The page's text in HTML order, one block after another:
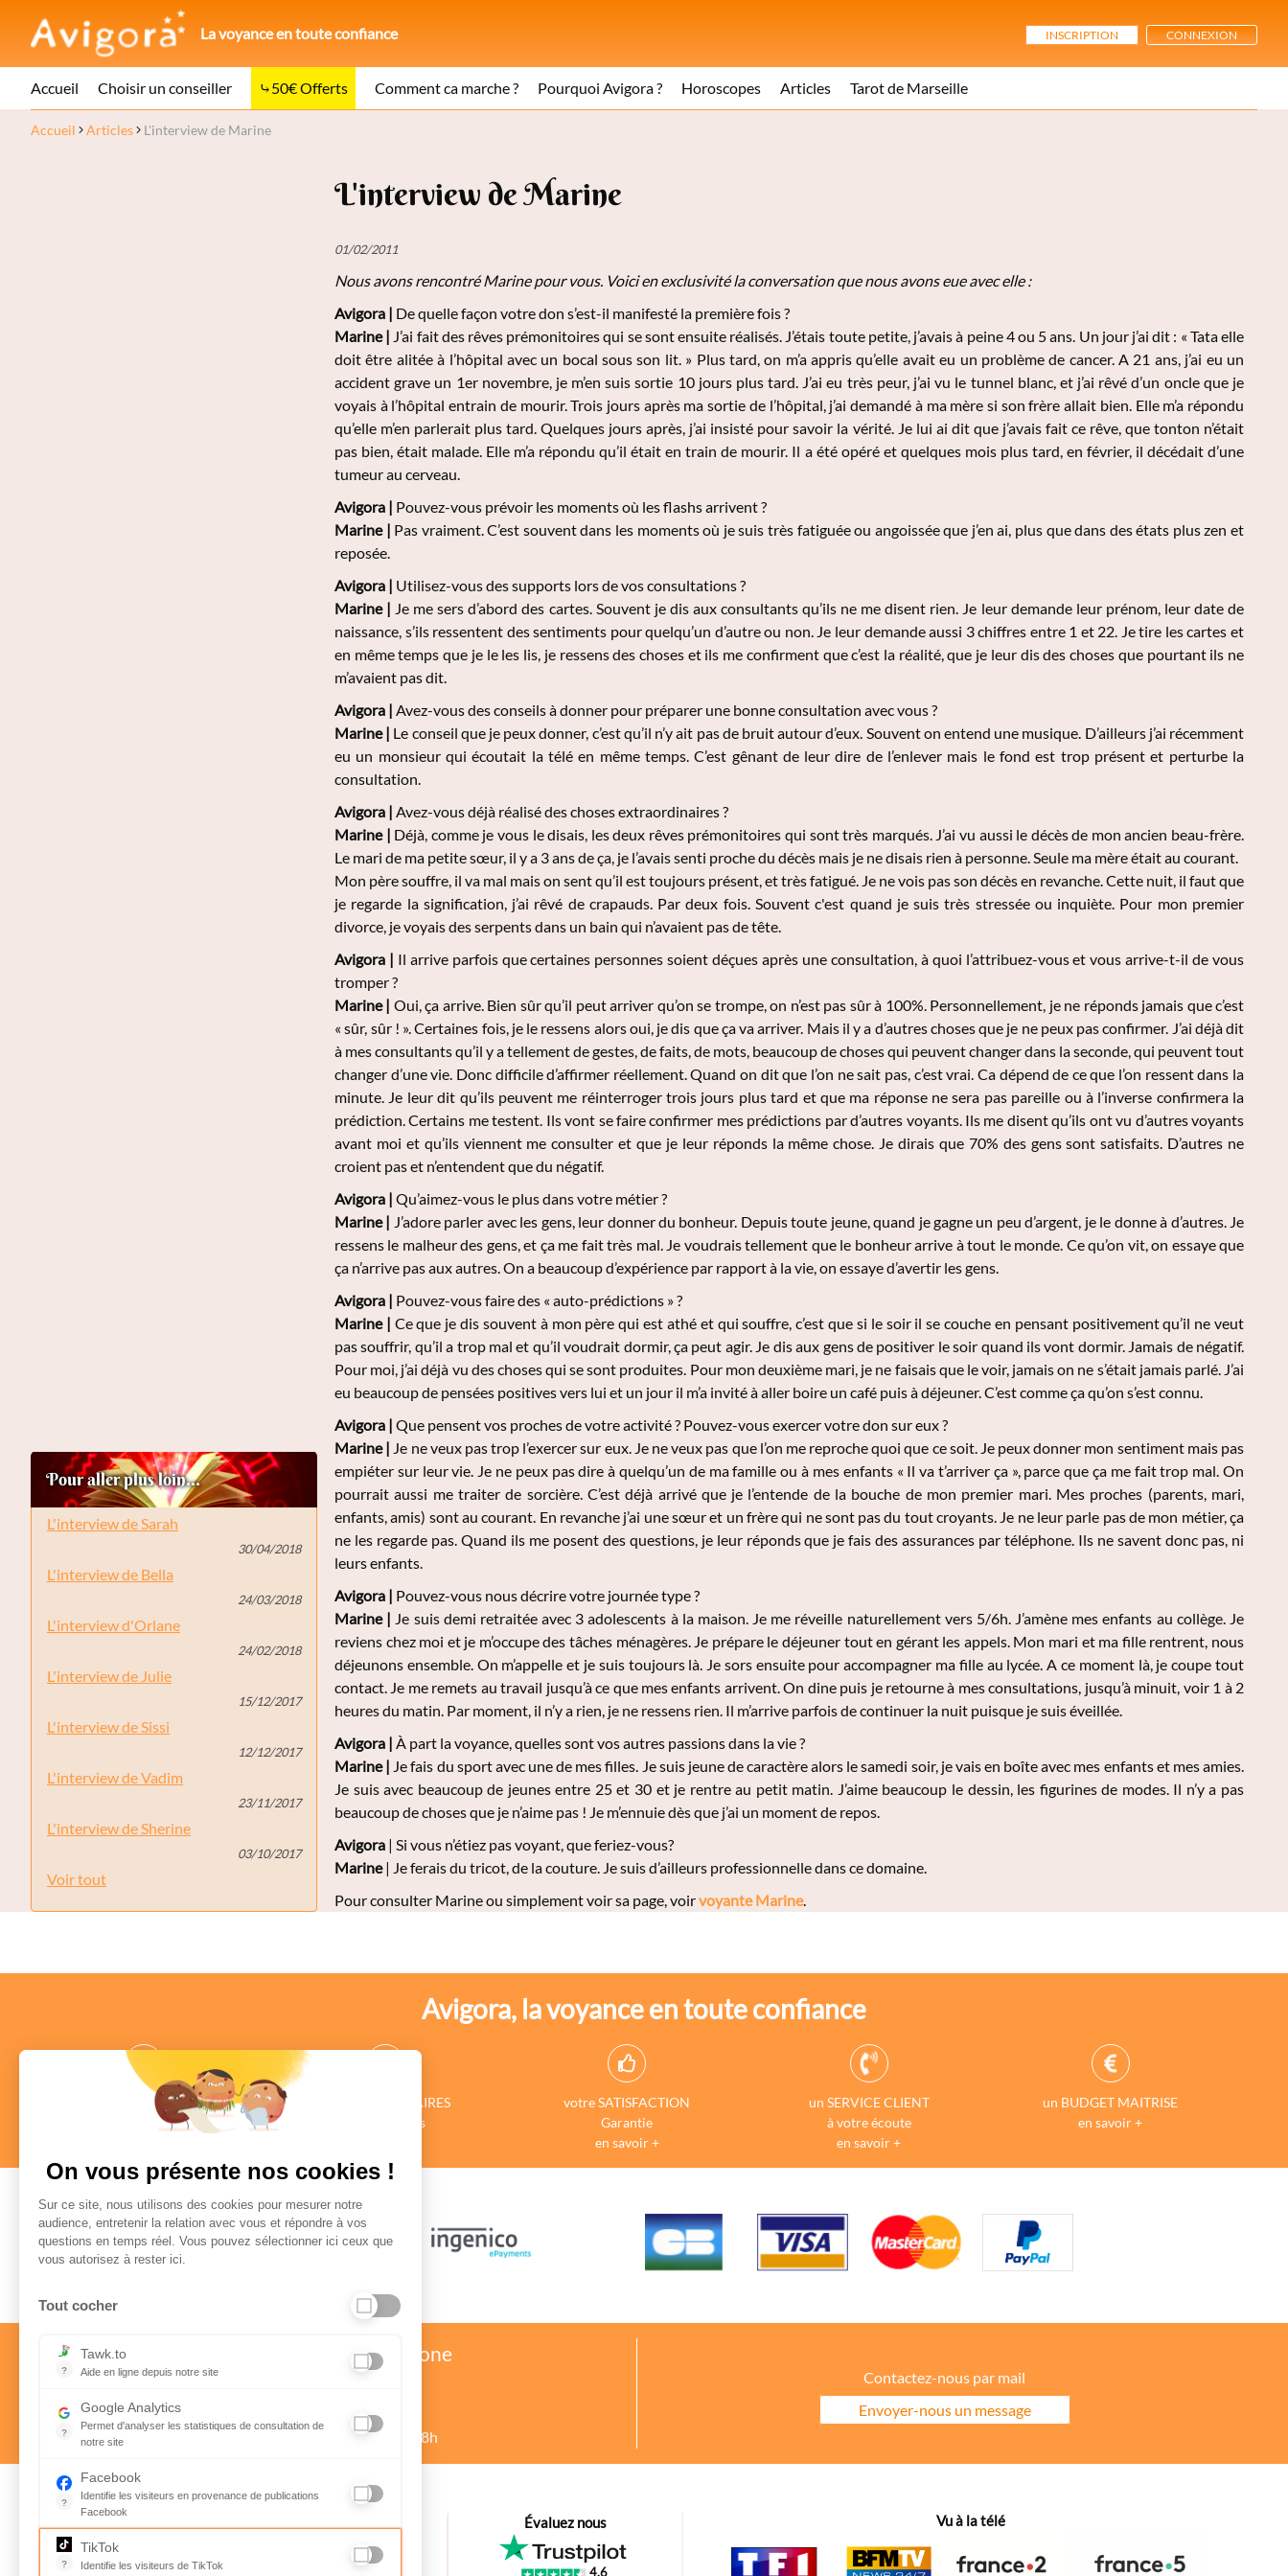
La voyance en toute confiance INSCRIPTION CONNEXION
Accueil Choisir un conseiller 50€ Offerts Comment ca marche ? Pourquoi Avigora ? Horoscopes Articles Tarot de Marseille
Accueil Articles L'interview de Marine
Pour aller plus loin...
L'interview de Sarah
30/04/2018
L'interview de Bella
24/03/2018
L'interview d'Orlane
24/02/2018
L'interview de Julie
15/12/2017
L'interview de Sissi
12/12/2017
L'interview de Vadim
23/11/2017
L'interview de Sherine
03/10/2017
Voir tout
L'interview de Marine
01/02/2011
Nous avons rencontré Marinepour vous. Voici en exclusivité la conversation que nous avons eue avec elle :
Avigora | De quelle façon votre don s’est-il manifesté la première fois ?
Marine | J’ai fait des rêves prémonitoires qui se sont ensuite réalisés. J’étais toute petite, j’avais à peine 4 ou 5 ans. Un jour j’ai dit : « Tata elle
doit être alitée à l’hôpital avec un bocal sous son lit. » Plus tard, on m’a appris qu’elle avait eu un problème de cancer. A 21 ans, j’ai eu un
accident grave un 1er novembre, je m’en suis sortie 10 jours plus tard. J’ai eu très peur, j’ai vu le tunnel blanc, et j’ai rêvé d’un oncle que je
voyais à l’hôpital entrain de mourir. Trois jours après ma sortie de l’hôpital, j’ai demandé à ma mère si son frère allait bien. Elle m’a répondu
qu’elle m’en parlerait plus tard. Quelques jours après, j’ai insisté pour savoir la vérité. Je lui ai dit que j’avais fait ce rêve, que tonton n’était
pas bien, était malade. Elle m’a répondu qu’il était en train de mourir. Il a été opéré et quelques mois plus tard, en février, il décédait d’une
tumeur au cerveau.
Avigora | Pouvez-vous prévoir les moments où les flashs arrivent ?
Marine | Pas vraiment. C’est souvent dans les moments où je suis très fatiguée ou angoissée que j’en ai, plus que dans des états plus zen et
reposée.
Avigora | Utilisez-vous des supports lors de vos consultations ?
Marine| Je me sers d’abord des cartes. Souvent je dis aux consultants qu’ils ne me disent rien. Je leur demande leur prénom, leur date de
naissance, s’ils ressentent des sentiments pour quelqu’un d’autre ou non. Je leur demande aussi 3 chiffres entre 1 et 22. Je tire les cartes et
en même temps que je le les lis, je ressens des choses et ils me confirment que c’est la réalité, que je leur dis des choses que pourtant ils ne
m’avaient pas dit.
Avigora | Avez-vous des conseils à donner pour préparer une bonne consultation avec vous ?
Marine| Le conseil que je peux donner, c’est qu’il n’y ait pas de bruit autour d’eux. Souvent on entend une musique. D’ailleurs j’ai récemment
eu un monsieur qui écoutait la télé en même temps. C’est gênant de leur dire de l’enlever mais le fond est trop présent et perturbe la
consultation.
Avigora | Avez-vous déjà réalisé des choses extraordinaires ?
Marine| Déjà, comme je vous le disais, les deux rêves prémonitoires qui sont très marqués. J’ai vu aussi le décès de mon ancien beau-frère.
Le mari de ma petite sœur, il y a 3 ans de ça, je l’avais senti proche du décès mais je ne disais rien à personne. Seule ma mère était au courant.
Mon père souffre, il va mal mais on sent qu’il est toujours présent, et très fatigué. Je ne vois pas son décès en revanche. Cette nuit, il faut que
je regarde la signification, j’ai rêvé de crapauds. Par deux fois. Souvent c'est quand je suis très stressée ou inquiète. Pour mon premier
divorce, je voyais des serpents dans un bain qui n’avaient pas de tête.
Avigora | Il arrive parfois que certaines personnes soient déçues après une consultation, à quoi l’attribuez-vous et vous arrive-t-il de vous
tromper ?
Marine| Oui, ça arrive. Bien sûr qu’il peut arriver qu’on se trompe, on n’est pas sûr à 100%. Personnellement, je ne réponds jamais que c’est
« sûr, sûr ! ». Certaines fois, je le ressens alors oui, je dis que ça va arriver. Mais il y a d’autres choses que je ne peux pas confirmer. J’ai déjà dit
à mes consultants qu’il y a tellement de gestes, de faits, de mots, beaucoup de choses qui peuvent changer dans la seconde, qui peuvent tout
changer d’une vie. Donc difficile d’affirmer réellement. Quand on dit que l’on ne sait pas, c’est vrai. Ca dépend de ce que l’on ressent dans la
minute. Je leur dit qu’ils peuvent me réinterroger trois jours plus tard et que ma réponse ne sera pas pareille ou à l’inverse confirmera la
prédiction. Certains me testent. Ils vont se faire confirmer mes prédictions par d’autres voyants. Ils me disent qu’ils ont vu d’autres voyants
avant moi et qu’ils viennent me consulter et que je leur réponds la même chose. Je dirais que 70% des gens sont satisfaits. D’autres ne
croient pas et n’entendent que du négatif.
Avigora | Qu’aimez-vous le plus dans votre métier ?
Marine| J’adore parler avec les gens, leur donner du bonheur. Depuis toute jeune, quand je gagne un peu d’argent, je le donne à d’autres. Je
ressens le malheur des gens, et ça me fait très mal. Je voudrais tellement que le bonheur arrive à tout le monde. Ce qu’on vit, on essaye que
ça n’arrive pas aux autres. On a beaucoup d’expérience par rapport à la vie, on essaye d’avertir les gens.
Avigora | Pouvez-vous faire des « auto-prédictions » ?
Marine| Ce que je dis souvent à mon père qui est athé et qui souffre, c’est que si le soir il se couche en pensant positivement qu’il ne veut
pas souffrir, qu’il a trop mal et qu’il voudrait dormir, ça peut agir. Je dis aux gens de positiver le soir quand ils vont dormir. Jamais de négatif.
Pour moi, j’ai déjà vu des choses qui se sont produites. Pour mon deuxième mari, je ne faisais que le voir, jamais on ne s’était jamais parlé. J’ai
eu beaucoup de pensées positives vers lui et un jour il m’a invité à aller boire un café puis à déjeuner. C’est comme ça qu’on s’est connu.
Avigora | Que pensent vos proches de votre activité ? Pouvez-vous exercer votre don sur eux ?
Marine| Je ne veux pas trop l’exercer sur eux. Je ne veux pas que l’on me reproche quoi que ce soit. Je peux donner mon sentiment mais pas
empiéter sur leur vie. Je ne peux pas dire à quelqu’un de ma famille ou à mes enfants « Il va t’arriver ça », parce que ça me fait trop mal. On
pourrait aussi me traiter de sorcière. C’est déjà arrivé que je l’entende de la bouche de mon premier mari. Mes proches (parents, mari,
enfants, amis) sont au courant. En revanche j’ai une sœur et un frère qui ne sont pas du tout croyants. Je ne leur parle pas de mon métier, ça
ne les regarde pas. Quand ils me posent des questions, je leur réponds que je fais des assurances par téléphone. Ils ne savent donc pas, ni
leurs enfants.
Avigora | Pouvez-vous nous décrire votre journée type ?
Marine| Je suis demi retraitée avec 3 adolescents à la maison. Je me réveille naturellement vers 5/6h. J’amène mes enfants au collège. Je
reviens chez moi et je m’occupe des tâches ménagères. Je prépare le déjeuner tout en gérant les appels. Mon mari et ma fille rentrent, nous
déjeunons ensemble. On m’appelle et je suis toujours là. Je sors ensuite pour accompagner ma fille au lycée. A ce moment là, je coupe tout
contact. Je me remets au travail jusqu’à ce que mes enfants arrivent. On dine puis je retourne à mes consultations, jusqu’à minuit, voir 1 à 2
heures du matin. Par moment, il n’y a rien, je ne ressens rien. Il m’arrive parfois de continuer la nuit puisque je suis éveillée.
Avigora | À part la voyance, quelles sont vos autres passions dans la vie ?
Marine| Je fais du sport avec une de mes filles. Je suis jeune de caractère alors le samedi soir, je vais en boîte avec mes enfants et mes amies.
Je suis avec beaucoup de jeunes entre 25 et 30 et je rentre au petit matin. J’aime beaucoup le dessin, les figurines de modes. Il n’y a pas
beaucoup de choses que je n’aime pas ! Je m’ennuie dès que j’ai un moment de repos.
Avigora | Si vous n’étiez pas voyant, que feriez-vous?
Marine| Je ferais du tricot, de la couture. Je suis d’ailleurs professionnelle dans ce domaine.
Pour consulter Marine ou simplement voir sa page, voirvoyante Marine.
Avigora, la voyance en toute confiance
des CONSEILLERS
au profil vérifié
des COMMENTAIRES
Authentiques
votre SATISFACTION
Garantie
en savoir +
un SERVICE CLIENT
à votre écoute
en savoir +
un BUDGET MAITRISE
en savoir +
Paiement sécurisé
Service client par téléphone
Du lundi au vendredi de 9h à 18h
Contactez-nous par mail
Envoyer-nous un message
Rejoignez-nous
sur Facebook
Suivez nous sur
Instagram
Évaluez nous
4,6
Vu à la télé
On vous présente nos cookies !
Sur ce site, nous utilisons des cookies pour mesurer notre
audience, entretenir la relation avec vous et répondre à vos
questions en temps réel. Vous pouvez sélectionner ici ceux que
vous autorisez à rester ici.
Tout cocher
?
Tawk.to
Aide en ligne depuis notre site
?
Google Analytics
Permet d'analyser les statistiques de consultation de
notre site
?
Facebook
Identifie les visiteurs en provenance de publications
Facebook
Parce que vous ne venez pas tous les jours sur notre site, ce petit bout de code que nous fourni Facebook nous permet de poursuivre nos échanges dans votre fil d’actualité.
?
TikTok
Identifie les visiteurs de TikTok